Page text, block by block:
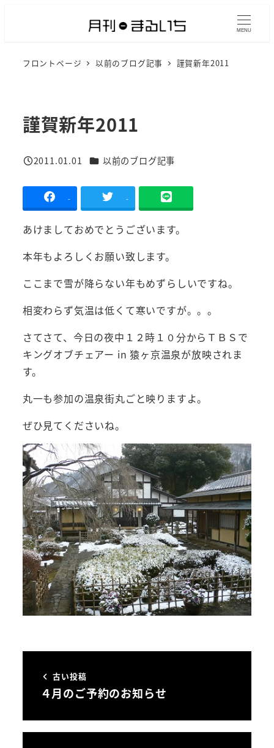
MENU
フロントページ 以前のブログ記事 謹賀新年2011
謹賀新年2011
投稿日
2011.01.01 カテゴリー
以前のブログ記事
- -
あけましておめでとうございます。
本年もよろしくお願い致します。
ここまで雪が降らない年もめずらしいですね。
相変わらず気温は低くて寒いですが。。。
さてさて、今日の夜中１２時１０分からＴＢＳで
キングオブチェアー in 猿ヶ京温泉が放映されま
す。
丸一も参加の温泉街丸ごと映りますよ。
ぜひ見てくださいね。
古い投稿
４月のご予約のお知らせ